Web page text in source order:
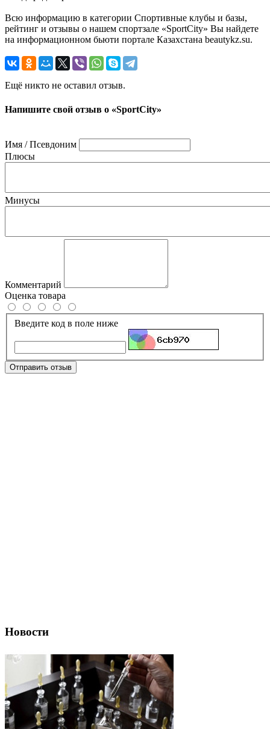
Всю информацию в категории Спортивные клубы и базы,
рейтинг и отзывы о нашем спортзале «SportCity» Вы найдете
на информационном бьюти портале Казахстана beautykz.su.
Ещё никто не оставил отзыв.
Напишите свой отзыв о «SportCity»
Имя / Псевдоним
Плюсы
Минусы
Комментарий
Оценка товара
Введите код в поле ниже
Отправить отзыв
Новости